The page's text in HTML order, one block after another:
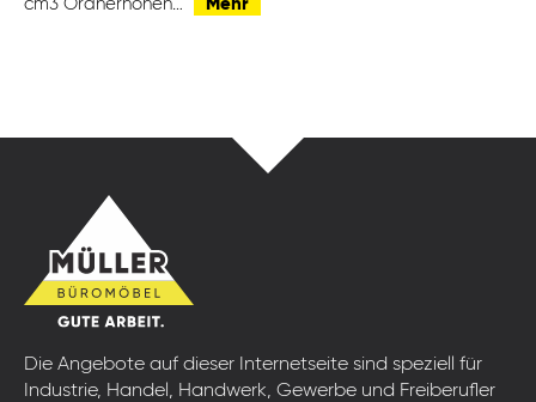
cm3 Ordnerhöhen…
Mehr
Die Angebote auf dieser Internetseite sind speziell für
Industrie, Handel, Handwerk, Gewerbe und Freiberufler